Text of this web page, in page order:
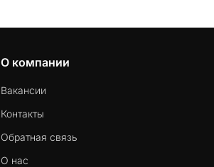
О компании
Вакансии
Контакты
Обратная связь
О нас